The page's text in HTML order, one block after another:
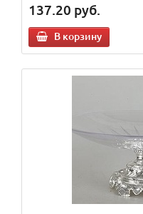
137.20 руб.
В корзину